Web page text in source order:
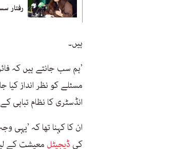
رفتار
ہیں۔
’ہم سب جانتے ہیں کہ
مسئلے کو نظر انداز
انڈسٹری کا نظام تباہی
ان کا کہنا تھا کہ ’یہی
کی ڈیجیٹل معیشت کے